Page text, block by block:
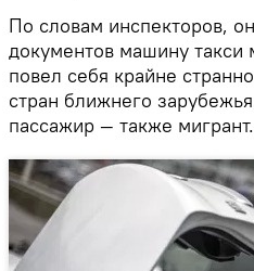
По словам инспекторов,
документов машину такси
повел себя крайне
стран ближнего
пассажир — также мигрант.